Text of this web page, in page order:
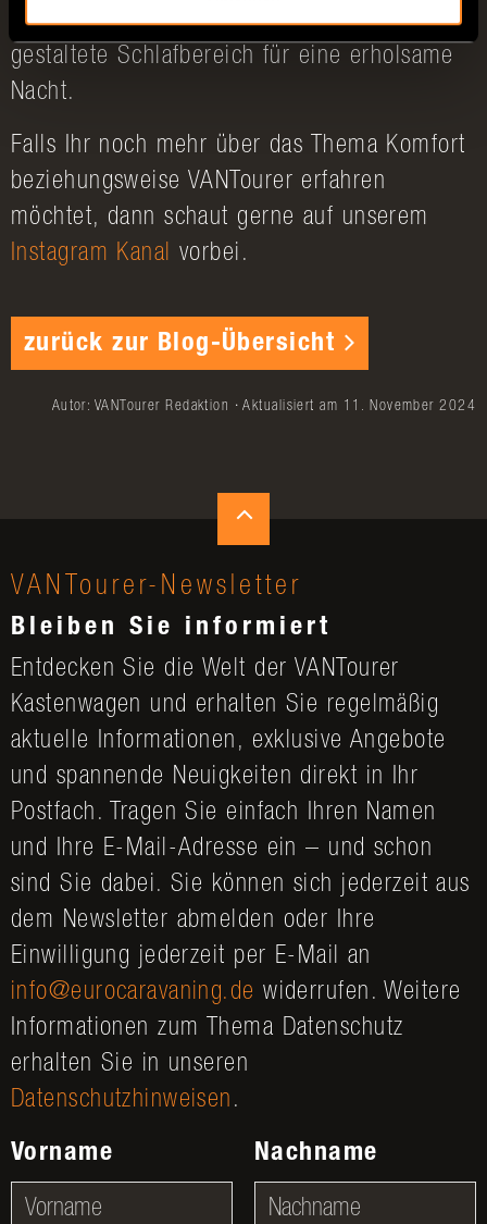
wenn der Tag zu Ende geht, sorgt der gut
gestaltete Schlafbereich für eine erholsame
Nacht.
Falls Ihr noch mehr über das Thema Komfort
beziehungsweise VANTourer erfahren
möchtet, dann schaut gerne auf unserem
Instagram Kanal vorbei.
zurück zur Blog-Übersicht
Autor: VANTourer Redaktion · Aktualisiert am 11. November 2024
VANTourer-Newsletter
Bleiben Sie informiert
Entdecken Sie die Welt der VANTourer
Kastenwagen und erhalten Sie regelmäßig
aktuelle Informationen, exklusive Angebote
und spannende Neuigkeiten direkt in Ihr
Postfach. Tragen Sie einfach Ihren Namen
und Ihre E-Mail-Adresse ein – und schon
sind Sie dabei. Sie können sich jederzeit aus
dem Newsletter abmelden oder Ihre
Einwilligung jederzeit per E-Mail an
info@eurocaravaning.de widerrufen. Weitere
Informationen zum Thema Datenschutz
erhalten Sie in unseren
Datenschutzhinweisen .
Vorname Nachname